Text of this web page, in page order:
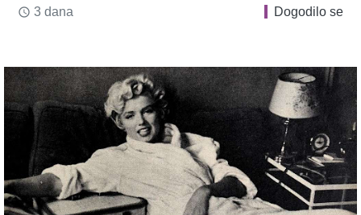
access_time 3 dana Dogodilo se